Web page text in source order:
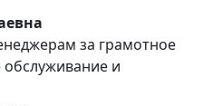
за грамотное
и